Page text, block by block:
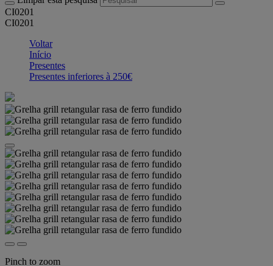
CI0201
CI0201
Voltar
Início
Presentes
Presentes inferiores à 250€
Pinch to zoom